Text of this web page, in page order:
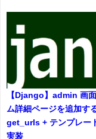
【Django】admin 画
ム詳細ページを追加す
get_urls + テンプレー
実装